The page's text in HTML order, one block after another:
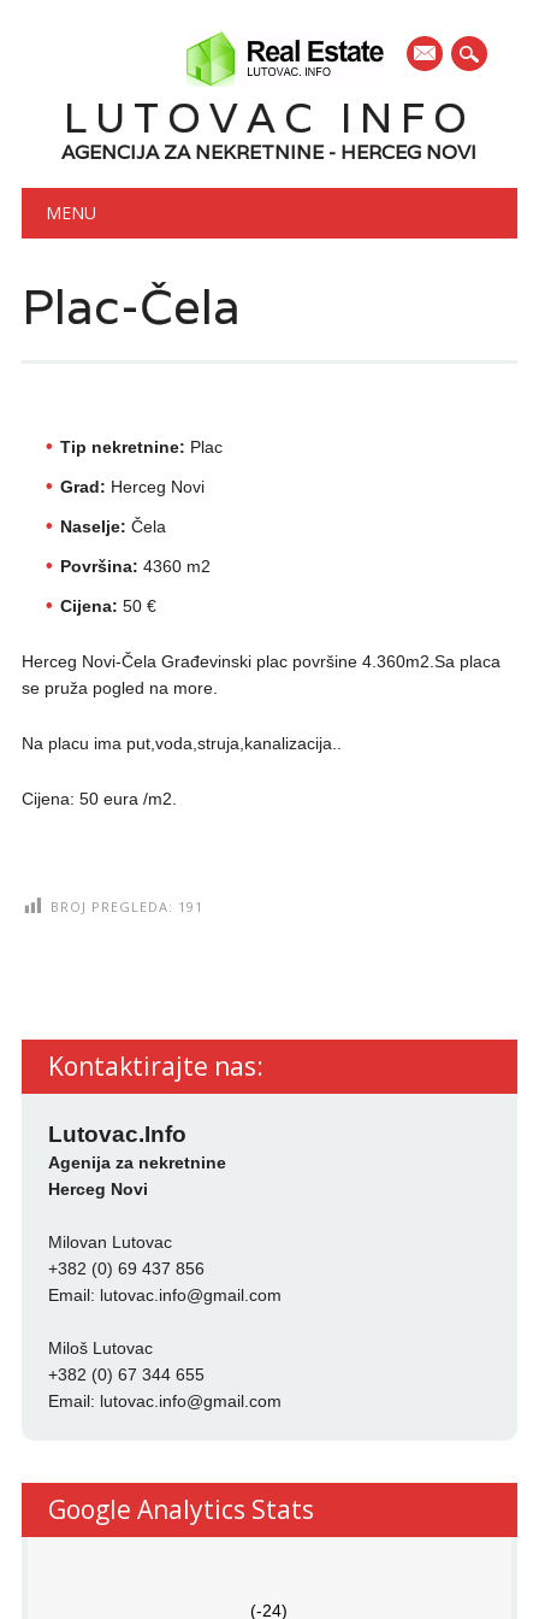
mail
LUTOVAC INFO
AGENCIJA ZA NEKRETNINE - HERCEG NOVI
Main menu
MENU
Plac-Čela
Tip nekretnine: Plac
Grad: Herceg Novi
Naselje: Čela
Površina: 4360 m2
Cijena: 50 €
Herceg Novi-Čela Građevinski plac površine 4.360m2.Sa placa
se pruža pogled na more.
Na placu ima put,voda,struja,kanalizacija..
Cijena: 50 eura /m2.
BROJ PREGLEDA: 191
Kontaktirajte nas:
Lutovac.Info
Agenija za nekretnine
Herceg Novi
Milovan Lutovac
+382 (0) 69 437 856
Email: lutovac.info@gmail.com
Miloš Lutovac
+382 (0) 67 344 655
Email: lutovac.info@gmail.com
Google Analytics Stats
(-24)